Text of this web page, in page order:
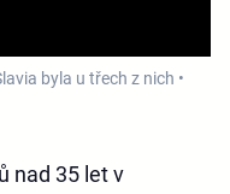
byla u třech z nich •
nad 35 let v